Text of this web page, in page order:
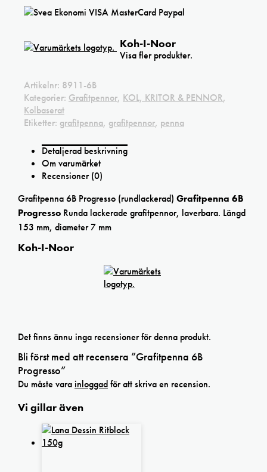
Koh-I-Noor
Visa fler produkter.
Artikelnr: 8911-6B
Kategorier: Grafitpennor, KOL, KRITOR & PENNOR,
Kolbaserat
Etiketter: grafitpenna, grafitpennor, penna
Detaljerad beskrivning
Om varumärket
Recensioner (0)
Grafitpenna 6B Progresso (rundlackerad) Grafitpenna 6B
Progresso Runda lackerade grafitpennor, laverbara. Längd
153 mm, diameter 7 mm
Koh-I-Noor
Det finns ännu inga recensioner för denna produkt.
Bli först med att recensera ”Grafitpenna 6B
Progresso”
Du måste varainloggadför att skriva en recension.
Vi gillar även